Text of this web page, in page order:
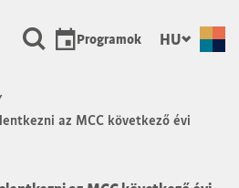
Programok HU
az MCC következő évi